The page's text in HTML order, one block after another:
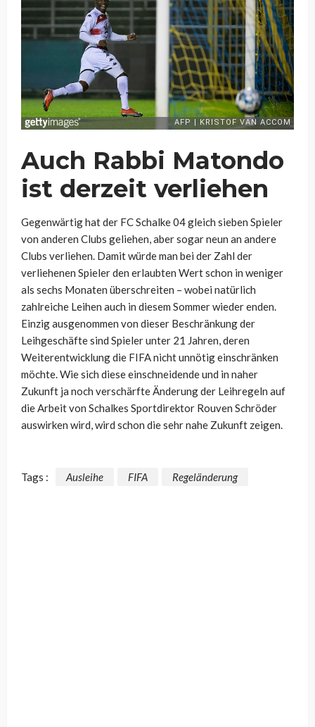
Auch Rabbi Matondo
ist derzeit verliehen
Gegenwärtig hat der FC Schalke 04 gleich sieben Spieler
von anderen Clubs geliehen, aber sogar neun an andere
Clubs verliehen. Damit würde man bei der Zahl der
verliehenen Spieler den erlaubten Wert schon in weniger
als sechs Monaten überschreiten – wobei natürlich
zahlreiche Leihen auch in diesem Sommer wieder enden.
Einzig ausgenommen von dieser Beschränkung der
Leihgeschäfte sind Spieler unter 21 Jahren, deren
Weiterentwicklung die FIFA nicht unnötig einschränken
möchte. Wie sich diese einschneidende und in naher
Zukunft ja noch verschärfte Änderung der Leihregeln auf
die Arbeit von Schalkes Sportdirektor Rouven Schröder
auswirken wird, wird schon die sehr nahe Zukunft zeigen.
Tags : Ausleihe FIFA Regeländerung